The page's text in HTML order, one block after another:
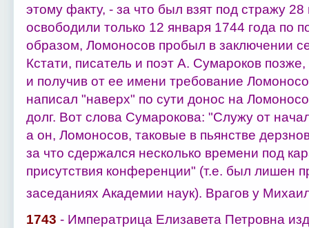
этому факту, - за что был взят под стражу
освободили только 12 января 1744 года по
образом, Ломоносов пробыл в заключении
Кстати, писатель и поэт А. Сумароков
и получив от ее имени требование
написал "наверх" по сути донос на
долг. Вот слова Сумарокова: "Служу от
а он, Ломоносов, таковые в пьянстве
за что сдержался несколько времени под
присутствия конференции" (т.е. был лишен
заседаниях Академии наук). Врагов у
1743 - Императрица Елизавета Петровна